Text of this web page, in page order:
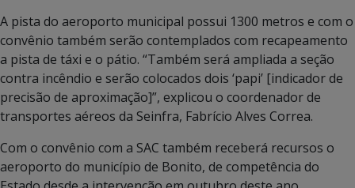
A pista do aeroporto municipal possui 1300 metros e com o
convênio também serão contemplados com recapeamento
a pista de táxi e o pátio. “Também será ampliada a seção
contra incêndio e serão colocados dois ‘papi’ [indicador de
precisão de aproximação]”, explicou o coordenador de
transportes aéreos da Seinfra, Fabrício Alves Correa.
Com o convênio com a SAC também receberá recursos o
aeroporto do município de Bonito, de competência do